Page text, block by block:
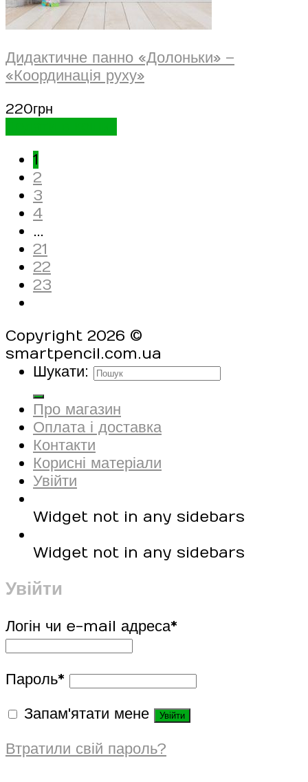
Дидактичне панно «Долоньки» –
«Координація руху»
220грн
1
2
3
4
…
21
22
23
Copyright 2026 ©
smartpencil.com.ua
Шукати:
Про магазин
Оплата і доставка
Контакти
Корисні матеріали
Увійти
Widget not in any sidebars
Widget not in any sidebars
Увійти
Логін чи e-mail адреса*
Пароль*
Запам'ятати мене
Увійти
Втратили свій пароль?